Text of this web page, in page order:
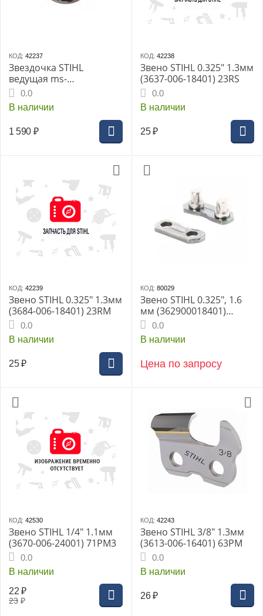
КОД: 42237
Звездочка STIHL
ведущая ms-
361,362,440,441,660,880,
3/8"-8 z
0.0
В наличии
1 590 ₽
КОД: 42238
Звено STIHL 0.325" 1.3мм
(3637-006-18401) 23RS
0.0
В наличии
25 ₽
КОД: 42239
Звено STIHL 0.325" 1.3мм
(3684-006-18401) 23RM
0.0
В наличии
25 ₽
КОД: 80029
Звено STIHL 0.325", 1.6
мм (362900018401)
26RMC
0.0
В наличии
Цена по запросу
КОД: 42530
Звено STIHL 1/4" 1.1мм
(3670-006-24001) 71PM3
0.0
В наличии
23 ₽
22 ₽
КОД: 42243
Звено STIHL 3/8" 1.3мм
(3613-006-16401) 63PM
0.0
В наличии
26 ₽